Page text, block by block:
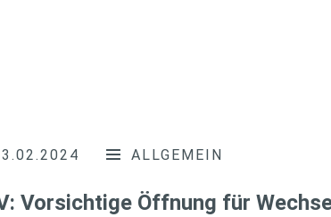
ALLGEMEIN
Vorsichtige Öffnung für